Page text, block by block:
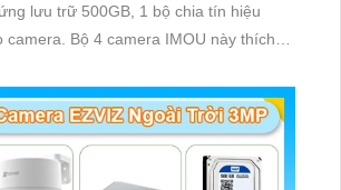
lưu trữ 500GB, 1 bộ chia tín hiệu
camera. Bộ 4 camera IMOU này thích
trời